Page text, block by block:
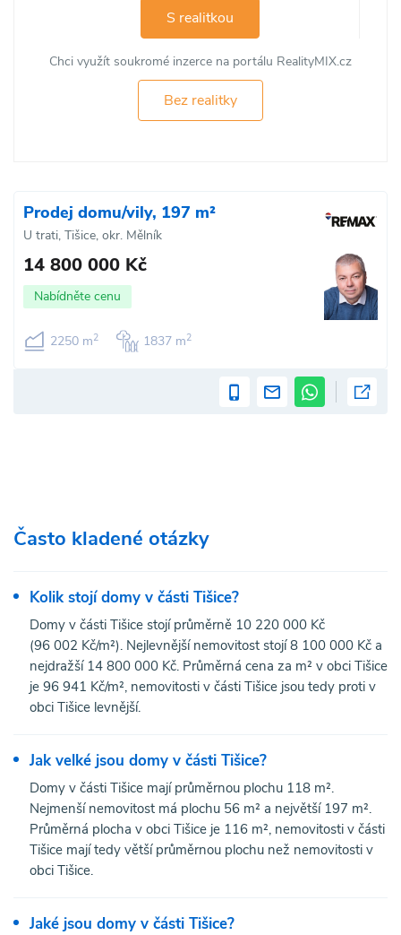
S realitkou
Chci využít soukromé inzerce na portálu RealityMIX.cz
Bez realitky
Prodej domu/vily, 197 m²
U trati, Tišice, okr. Mělník
14 800 000 Kč
Nabídněte cenu
2250 m2 1837 m2
Často kladené otázky
Kolik stojí domy v části Tišice?
Domy v části Tišice stojí průměrně 10 220 000 Kč
(96 002 Kč/m²). Nejlevnější nemovitost stojí 8 100 000 Kč a
nejdražší 14 800 000 Kč. Průměrná cena za m² v obci Tišice
je 96 941 Kč/m², nemovitosti v části Tišice jsou tedy proti v
obci Tišice levnější.
Jak velké jsou domy v části Tišice?
Domy v části Tišice mají průměrnou plochu 118 m².
Nejmenší nemovitost má plochu 56 m² a největší 197 m².
Průměrná plocha v obci Tišice je 116 m², nemovitosti v části
Tišice mají tedy větší průměrnou plochu než nemovitosti v
obci Tišice.
Jaké jsou domy v části Tišice?